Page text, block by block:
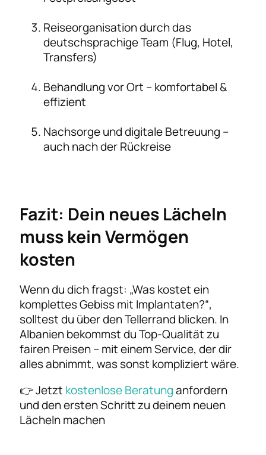
Reiseorganisation durch das
deutschsprachige Team (Flug, Hotel,
Transfers)
Behandlung vor Ort – komfortabel &
effizient
Nachsorge und digitale Betreuung –
auch nach der Rückreise
Fazit: Dein neues Lächeln
muss kein Vermögen
kosten
Wenn du dich fragst: „Was kostet ein
komplettes Gebiss mit Implantaten?“,
solltest du über den Tellerrand blicken. In
Albanien bekommst du Top-Qualität zu
fairen Preisen – mit einem Service, der dir
alles abnimmt, was sonst kompliziert wäre.
👉 Jetzt kostenlose Beratunganfordern
und den ersten Schritt zu deinem neuen
Lächeln machen